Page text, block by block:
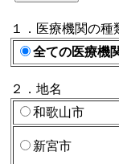
１．医療機関の種
全ての医療機
２．地名
和歌山市
新宮市